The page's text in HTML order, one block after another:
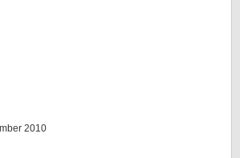
2010